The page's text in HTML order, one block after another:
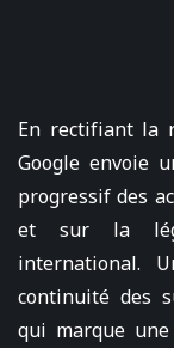
En rectifiant la
Google envoie
progressif des
et sur la
international.
continuité des
qui marque